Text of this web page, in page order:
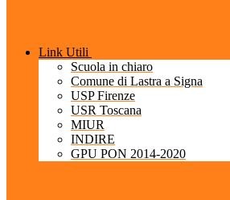
Link Utili
Scuola in chiaro
Comune di Lastra a Signa
USP Firenze
USR Toscana
MIUR
INDIRE
GPU PON 2014-2020